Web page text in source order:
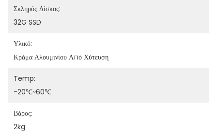
Σκληρός Δίσκος:
32G SSD
Υλικό:
Κράμα Αλουμινίου Από Χύτευση
Temp:
-20℃~60℃
Βάρος:
2kg